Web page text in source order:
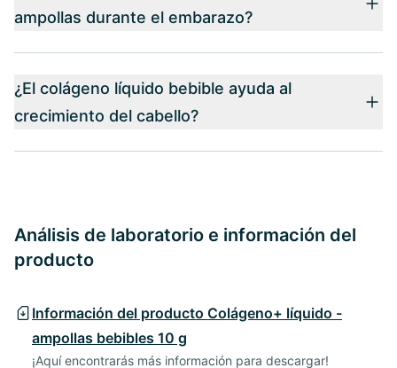
ampollas durante el embarazo?
¿El colágeno líquido bebible ayuda al
crecimiento del cabello?
Análisis de laboratorio e información del
producto
Información del producto Colágeno+ líquido -
ampollas bebibles 10 g
¡Aquí encontrarás más información para descargar!